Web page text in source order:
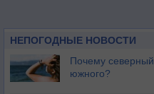
НЕПОГОДНЫЕ НОВОСТИ
Почему северный
южного?